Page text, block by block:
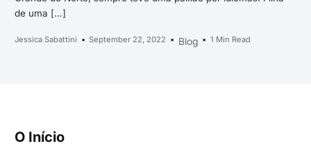
de uma […]
Jessica Sabattini September 22, 2022 Blog 1 Min Read
O Início